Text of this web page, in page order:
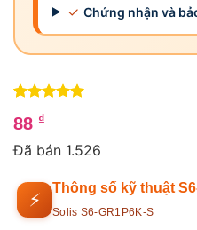
✓ Chứng nhận và
trên 5
dựa trên
88 ₫
Đã bán 1.526
⚡
Thông số kỹ thuật
Solis S6-GR1P6K-S